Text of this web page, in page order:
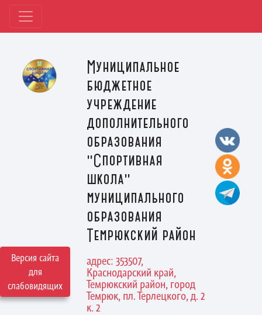
Версия сайта
для
слабовидящих
Муниципальное
бюджетное
учреждение
дополнительного
образования
"Спортивная
школа"
муниципального
образования
Темрюкский район
адрес: 353507,
Краснодарский край,
Темрюкский район, город
Темрюк, пл. Терлецкого, д. 2
к. 2